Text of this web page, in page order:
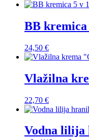
BB kremica
24,50 €
Vlažilna
22,70 €
Vodna lilija